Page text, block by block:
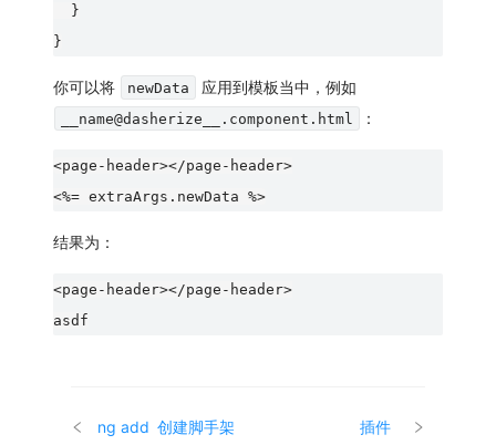
  }
你可以将 newData 应用到模板当中，例如
__name@dasherize__.component.html ：
<page-header></page-header>
结果为：
<page-header></page-header>
ng add 创建脚手架 插件